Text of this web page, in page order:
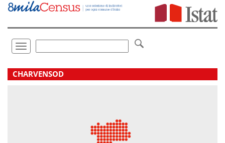
Vai
direttamente
Toggle
navigation
.
CHARVENSOD